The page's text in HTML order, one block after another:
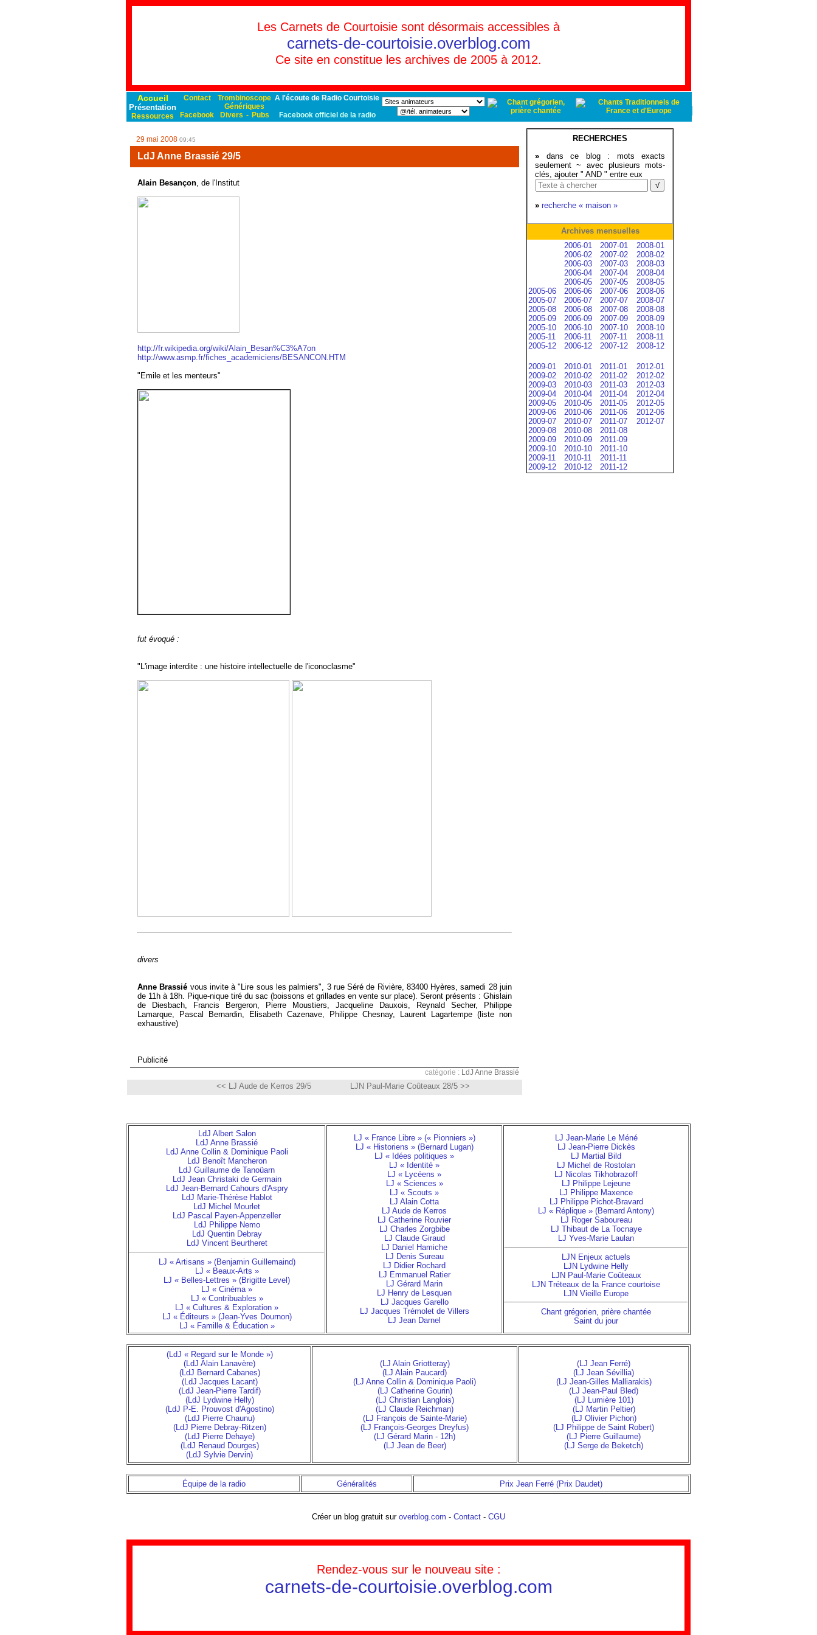
Les Carnets de Courtoisie sont désormais accessibles à
carnets-de-courtoisie.overblog.com
Ce site en constitue les archives de 2005 à 2012.
Accueil
Présentation
Ressources
Contact
Facebook
Trombinoscope
Génériques
Divers - Pubs
A l'écoute de Radio Courtoisie
Facebook officiel de la radio
29 mai 2008 09:45
LdJ Anne Brassié 29/5
Alain Besançon, de l'Institut
http://fr.wikipedia.org/wiki/Alain_Besan%C3%A7on
http://www.asmp.fr/fiches_academiciens/BESANCON.HTM
"Emile et les menteurs"
fut évoqué :
"L'image interdite : une histoire intellectuelle de l'iconoclasme"
divers
Anne Brassié vous invite à "Lire sous les palmiers", 3 rue Séré de Rivière, 83400 Hyères, samedi 28 juin
de 11h à 18h. Pique-nique tiré du sac (boissons et grillades en vente sur place). Seront présents : Ghislain
de Diesbach, Francis Bergeron, Pierre Moustiers, Jacqueline Dauxois, Reynald Secher, Philippe
Lamarque, Pascal Bernardin, Elisabeth Cazenave, Philippe Chesnay, Laurent Lagartempe (liste non
exhaustive)
Publicité
catégorie : LdJ Anne Brassié
<< LJ Aude de Kerros 29/5 LJN Paul-Marie Coûteaux 28/5 >>
RECHERCHES
» dans ce blog : mots exacts
seulement ~ avec plusieurs mots-
clés, ajouter " AND " entre eux
» recherche « maison »
Archives mensuelles
2005-06
2005-07
2005-08
2005-09
2005-10
2005-11
2005-12
2006-01
2006-02
2006-03
2006-04
2006-05
2006-06
2006-07
2006-08
2006-09
2006-10
2006-11
2006-12
2007-01
2007-02
2007-03
2007-04
2007-05
2007-06
2007-07
2007-08
2007-09
2007-10
2007-11
2007-12
2008-01
2008-02
2008-03
2008-04
2008-05
2008-06
2008-07
2008-08
2008-09
2008-10
2008-11
2008-12
2009-01
2009-02
2009-03
2009-04
2009-05
2009-06
2009-07
2009-08
2009-09
2009-10
2009-11
2009-12
2010-01
2010-02
2010-03
2010-04
2010-05
2010-06
2010-07
2010-08
2010-09
2010-10
2010-11
2010-12
2011-01
2011-02
2011-03
2011-04
2011-05
2011-06
2011-07
2011-08
2011-09
2011-10
2011-11
2011-12
2012-01
2012-02
2012-03
2012-04
2012-05
2012-06
2012-07
LdJ Albert Salon
LdJ Anne Brassié
LdJ Anne Collin & Dominique Paoli
LdJ Benoît Mancheron
LdJ Guillaume de Tanoüarn
LdJ Jean Christaki de Germain
LdJ Jean-Bernard Cahours d'Aspry
LdJ Marie-Thérèse Hablot
LdJ Michel Mourlet
LdJ Pascal Payen-Appenzeller
LdJ Philippe Nemo
LdJ Quentin Debray
LdJ Vincent Beurtheret
LJ « Artisans » (Benjamin Guillemaind)
LJ « Beaux-Arts »
LJ « Belles-Lettres » (Brigitte Level)
LJ « Cinéma »
LJ « Contribuables »
LJ « Cultures & Exploration »
LJ « Éditeurs » (Jean-Yves Dournon)
LJ « Famille & Éducation »
LJ « France Libre » (« Pionniers »)
LJ « Historiens » (Bernard Lugan)
LJ « Idées politiques »
LJ « Identité »
LJ « Lycéens »
LJ « Sciences »
LJ « Scouts »
LJ Alain Cotta
LJ Aude de Kerros
LJ Catherine Rouvier
LJ Charles Zorgbibe
LJ Claude Giraud
LJ Daniel Hamiche
LJ Denis Sureau
LJ Didier Rochard
LJ Emmanuel Ratier
LJ Gérard Marin
LJ Henry de Lesquen
LJ Jacques Garello
LJ Jacques Trémolet de Villers
LJ Jean Darnel
LJ Jean-Marie Le Méné
LJ Jean-Pierre Dickès
LJ Martial Bild
LJ Michel de Rostolan
LJ Nicolas Tikhobrazoff
LJ Philippe Lejeune
LJ Philippe Maxence
LJ Philippe Pichot-Bravard
LJ « Réplique » (Bernard Antony)
LJ Roger Saboureau
LJ Thibaut de La Tocnaye
LJ Yves-Marie Laulan
LJN Enjeux actuels
LJN Lydwine Helly
LJN Paul-Marie Coûteaux
LJN Tréteaux de la France courtoise
LJN Vieille Europe
Chant grégorien, prière chantée
Saint du jour
(LdJ « Regard sur le Monde »)
(LdJ Alain Lanavère)
(LdJ Bernard Cabanes)
(LdJ Jacques Lacant)
(LdJ Jean-Pierre Tardif)
(LdJ Lydwine Helly)
(LdJ P-E. Prouvost d'Agostino)
(LdJ Pierre Chaunu)
(LdJ Pierre Debray-Ritzen)
(LdJ Pierre Dehaye)
(LdJ Renaud Dourges)
(LdJ Sylvie Dervin)
(LJ Alain Griotteray)
(LJ Alain Paucard)
(LJ Anne Collin & Dominique Paoli)
(LJ Catherine Gourin)
(LJ Christian Langlois)
(LJ Claude Reichman)
(LJ François de Sainte-Marie)
(LJ François-Georges Dreyfus)
(LJ Gérard Marin - 12h)
(LJ Jean de Beer)
(LJ Jean Ferré)
(LJ Jean Sévillia)
(LJ Jean-Gilles Malliarakis)
(LJ Jean-Paul Bled)
(LJ Lumière 101)
(LJ Martin Peltier)
(LJ Olivier Pichon)
(LJ Philippe de Saint Robert)
(LJ Pierre Guillaume)
(LJ Serge de Beketch)
Équipe de la radio Généralités Prix Jean Ferré (Prix Daudet)
Créer un blog gratuit sur overblog.com - Contact - CGU
Rendez-vous sur le nouveau site :
carnets-de-courtoisie.overblog.com